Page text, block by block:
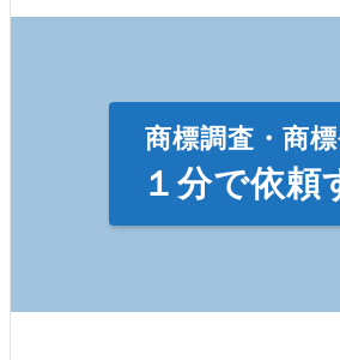
商標調査・商
１分で依頼